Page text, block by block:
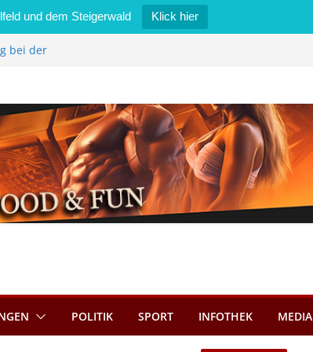
und dem Steigerwald Klick hier
bei der
für
POLITIK SPORT INFOTHEK MEDIA